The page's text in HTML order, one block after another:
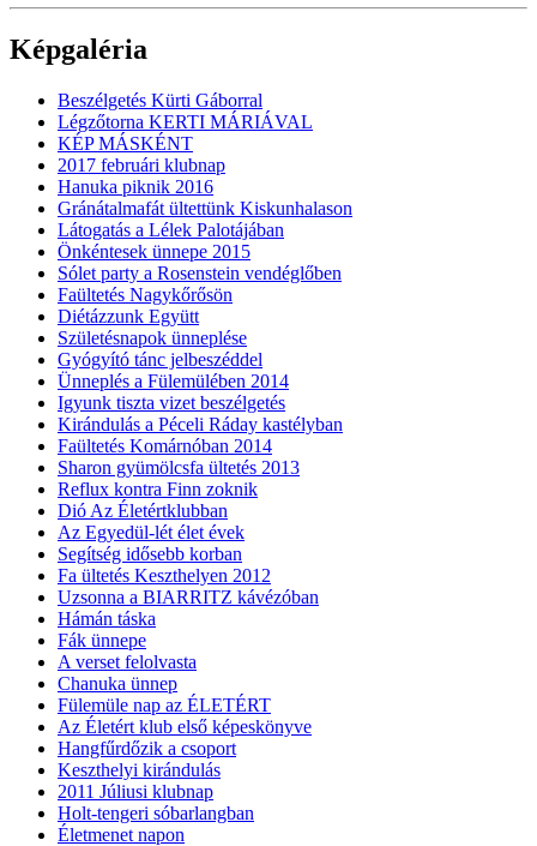
Képgaléria
Beszélgetés Kürti Gáborral
Légzőtorna KERTI MÁRIÁVAL
KÉP MÁSKÉNT
2017 februári klubnap
Hanuka piknik 2016
Gránátalmafát ültettünk Kiskunhalason
Látogatás a Lélek Palotájában
Önkéntesek ünnepe 2015
Sólet party a Rosenstein vendéglőben
Faültetés Nagykőrősön
Diétázzunk Együtt
Születésnapok ünneplése
Gyógyító tánc jelbeszéddel
Ünneplés a Fülemülében 2014
Igyunk tiszta vizet beszélgetés
Kirándulás a Péceli Ráday kastélyban
Faültetés Komárnóban 2014
Sharon gyümölcsfa ültetés 2013
Reflux kontra Finn zoknik
Dió Az Életértklubban
Az Egyedül-lét élet évek
Segítség idősebb korban
Fa ültetés Keszthelyen 2012
Uzsonna a BIARRITZ kávézóban
Hámán táska
Fák ünnepe
A verset felolvasta
Chanuka ünnep
Fülemüle nap az ÉLETÉRT
Az Életért klub első képeskönyve
Hangfűrdőzik a csoport
Keszthelyi kirándulás
2011 Júliusi klubnap
Holt-tengeri sóbarlangban
Életmenet napon